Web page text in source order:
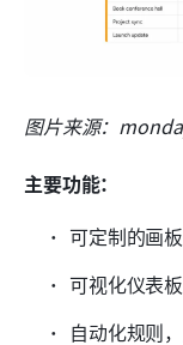
图片来源：
主要功能：
可定制的画
可视化仪表
自动化规则